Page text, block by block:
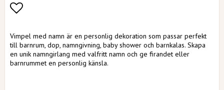
Vimpel med namn är en personlig dekoration som passar perfekt
till barnrum, dop, namngivning, baby shower och barnkalas. Skapa
en unik namngirlang med valfritt namn och ge firandet eller
barnrummet en personlig känsla.